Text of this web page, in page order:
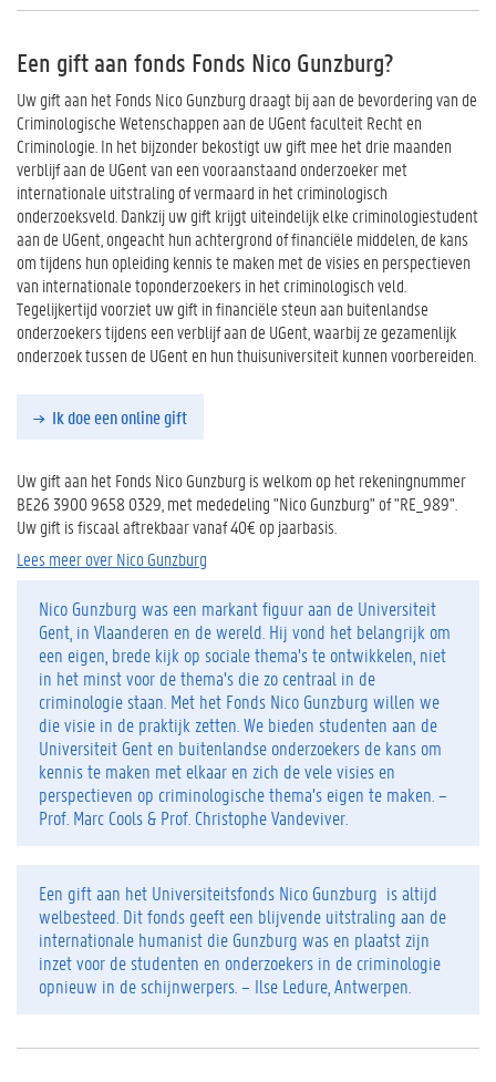
Een gift aan fonds Fonds Nico Gunzburg?
Uw gift aan het Fonds Nico Gunzburg draagt bij aan de bevordering van de
Criminologische Wetenschappen aan de UGent faculteit Recht en
Criminologie. In het bijzonder bekostigt uw gift mee het drie maanden
verblijf aan de UGent van een vooraanstaand onderzoeker met
internationale uitstraling of vermaard in het criminologisch
onderzoeksveld. Dankzij uw gift krijgt uiteindelijk elke criminologiestudent
aan de UGent, ongeacht hun achtergrond of financiële middelen, de kans
om tijdens hun opleiding kennis te maken met de visies en perspectieven
van internationale toponderzoekers in het criminologisch veld.
Tegelijkertijd voorziet uw gift in financiële steun aan buitenlandse
onderzoekers tijdens een verblijf aan de UGent, waarbij ze gezamenlijk
onderzoek tussen de UGent en hun thuisuniversiteit kunnen voorbereiden.
Ik doe een online gift
Uw gift aan het Fonds Nico Gunzburg is welkom op het rekeningnummer
BE26 3900 9658 0329, met mededeling "Nico Gunzburg" of "RE_989".
Uw gift is fiscaal aftrekbaar vanaf 40€ op jaarbasis.
Lees meer over Nico Gunzburg
Nico Gunzburg was een markant figuur aan de Universiteit
Gent, in Vlaanderen en de wereld. Hij vond het belangrijk om
een eigen, brede kijk op sociale thema’s te ontwikkelen, niet
in het minst voor de thema’s die zo centraal in de
criminologie staan. Met het Fonds Nico Gunzburg willen we
die visie in de praktijk zetten. We bieden studenten aan de
Universiteit Gent en buitenlandse onderzoekers de kans om
kennis te maken met elkaar en zich de vele visies en
perspectieven op criminologische thema’s eigen te maken. –
Prof. Marc Cools & Prof. Christophe Vandeviver.
Een gift aan het Universiteitsfonds Nico Gunzburg is altijd
welbesteed. Dit fonds geeft een blijvende uitstraling aan de
internationale humanist die Gunzburg was en plaatst zijn
inzet voor de studenten en onderzoekers in de criminologie
opnieuw in de schijnwerpers. – Ilse Ledure, Antwerpen.